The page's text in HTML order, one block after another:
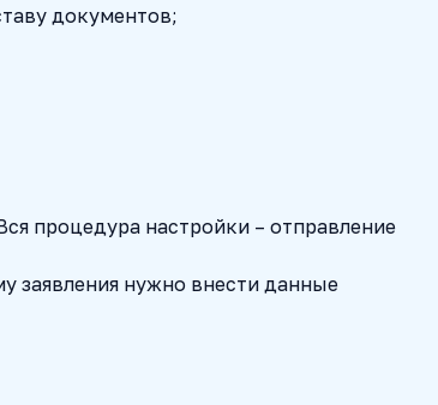
документов;
процедура настройки – отправление
заявления нужно внести данные